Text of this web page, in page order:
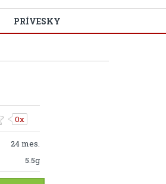
PRÍVESKY
0x
24 mes.
5.5g